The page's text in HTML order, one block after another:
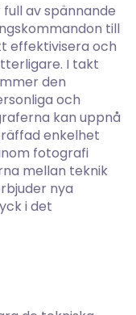
av spännande
till
effektivisera och
I takt
den
och
kan uppnå
enkelhet
fotografi
mellan teknik
nya
i det